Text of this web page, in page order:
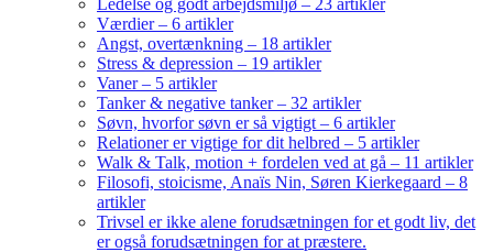
Ledelse og godt arbejdsmiljø – 23 artikler
Værdier – 6 artikler
Angst, overtænkning – 18 artikler
Stress & depression – 19 artikler
Vaner – 5 artikler
Tanker & negative tanker – 32 artikler
Søvn, hvorfor søvn er så vigtigt – 6 artikler
Relationer er vigtige for dit helbred – 5 artikler
Walk & Talk, motion + fordelen ved at gå – 11 artikler
Filosofi, stoicisme, Anaïs Nin, Søren Kierkegaard – 8
artikler
Trivsel er ikke alene forudsætningen for et godt liv, det
er også forudsætningen for at præstere.